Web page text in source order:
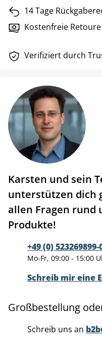
14 Tage
Kostenfreie Retoure
Verifiziert durch
Karsten und sein
unterstützen dich
allen Fragen rund
Produkte!
+49 (0) 523269899-
Mo-Fr, 09:00 - 15:00
Schreib mir eine
Großbestellung
Schreib uns an